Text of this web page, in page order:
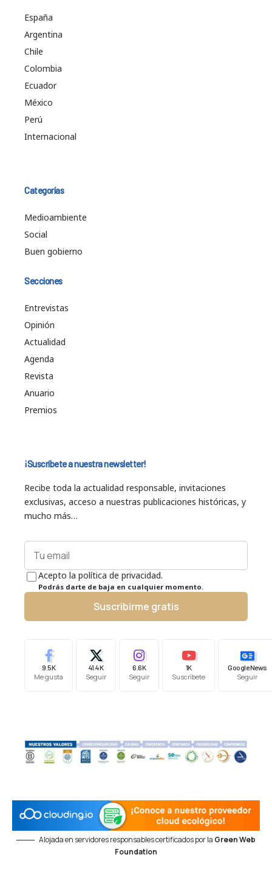
España
Argentina
Chile
Colombia
Ecuador
México
Perú
Internacional
Categorías
Medioambiente
Social
Buen gobierno
Secciones
Entrevistas
Opinión
Actualidad
Agenda
Revista
Anuario
Premios
¡Suscríbete a nuestra newsletter!
Recibe toda la actualidad responsable, invitaciones
exclusivas, acceso a nuestras publicaciones históricas, y
mucho más…
Acepto la política de privacidad.
Podrás darte de baja en cualquier momento.
Suscribirme gratis
9.5K
Me gusta
41.4K
Seguir
6.6K
Seguir
1K
Suscríbete
Google News
Seguir
Alojada en servidores responsables certificados por la Green Web
Foundation